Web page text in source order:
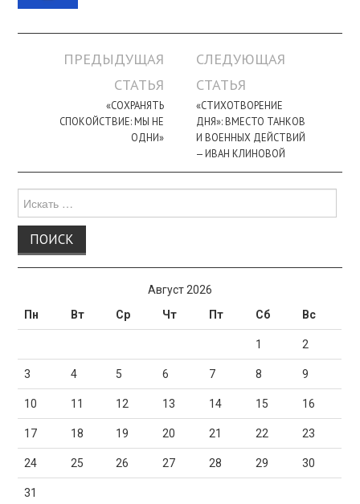
Навигация
ПРЕДЫДУЩАЯ
СТАТЬЯ
«СОХРАНЯТЬ
СПОКОЙСТВИЕ: МЫ НЕ
ОДНИ»
СЛЕДУЮЩАЯ
СТАТЬЯ
«СТИХОТВОРЕНИЕ
ДНЯ»: ВМЕСТО ТАНКОВ
И ВОЕННЫХ ДЕЙСТВИЙ
— ИВАН КЛИНОВОЙ
для:
Август 2026
Пн
Вт Ср Чт Пт Сб Вс
1 2
3 4 5 6 7 8 9
10 11 12 13 14 15 16
17 18 19 20 21 22 23
24 25 26 27 28 29 30
31